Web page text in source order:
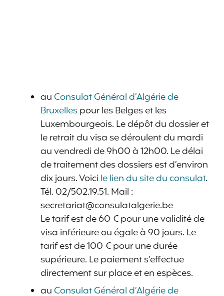
auConsulat Général d’Algérie de
Bruxellespour les Belges et les
Luxembourgeois. Le dépôt du dossier et
le retrait du visa se déroulent du mardi
au vendredi de 9h00 à 12h00. Le délai
de traitement des dossiers est d’environ
dix jours. Voici le lien du site du consulat.
Tél. 02/502.19.51. Mail :
secretariat@consulatalgerie.be
Le tarif est de 60 € pour une validité de
visa inférieure ou égale à 90 jours. Le
tarif est de 100 € pour une durée
supérieure. Le paiement s’effectue
directement sur place et en espèces.
auConsulat Général d’Algérie de